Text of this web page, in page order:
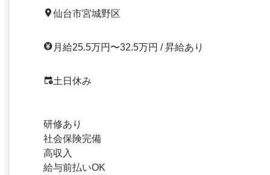
仙台市宮城野区
月給25.5万円〜32.5万円 / 昇給あり
土日休み
研修あり
社会保険完備
高収入
給与前払いOK